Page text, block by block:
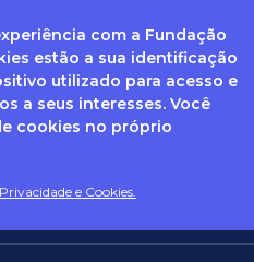
com a Fundação
estão a sua identificação
utilizado para acesso e
a seus interesses. Você
cookies no próprio
e Cookies.
de informações Documentos obrigatórios
e LGPD, entre em contato